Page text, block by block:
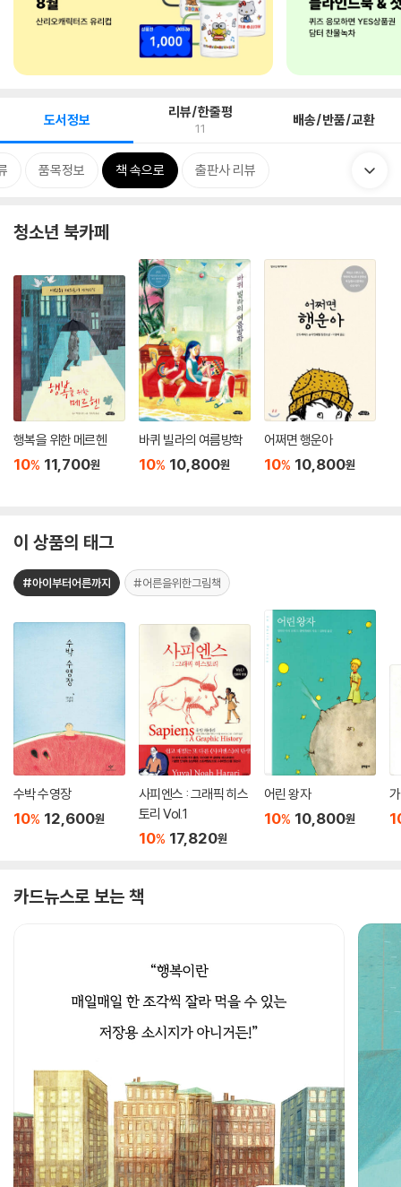
도서정보 리뷰/한줄평
11 배송/반품/교환
품목정보 책 속으로 출판사 리뷰
청소년 북카페
행복을 위한 메르헨
10% 11,700원
바퀴 빌라의 여름방학
10% 10,800원
어쩌면 행운아
10% 10,800원
이 상품의 태그
#아이부터어른까지 #어른을위한그림책
수박 수영장
10% 12,600원
사피엔스 : 그래픽 히스
토리 Vol.1
10% 17,820원
어린 왕자
10% 10,800원
카드뉴스로 보는 책